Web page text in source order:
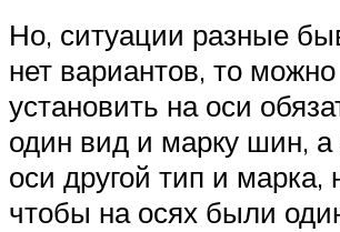
Но, ситуации разные
нет вариантов, то можно
установить на оси
один вид и марку шин, а
оси другой тип и марка,
чтобы на осях были